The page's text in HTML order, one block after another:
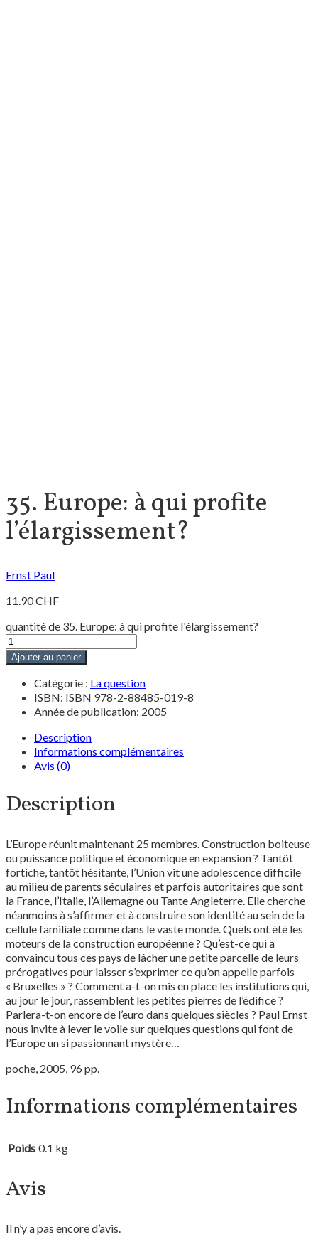
35. Europe: à qui profite
l’élargissement?
Ernst Paul
11.90CHF
quantité de 35. Europe: à qui profite l'élargissement?
Ajouter au panier
Catégorie : La question
ISBN: ISBN 978-2-88485-019-8
Année de publication: 2005
Description
Informations complémentaires
Avis (0)
Description
L’Europe réunit maintenant 25 membres. Construction boiteuse
ou puissance politique et économique en expansion ? Tantôt
fortiche, tantôt hésitante, l’Union vit une adolescence difficile
au milieu de parents séculaires et parfois autoritaires que sont
la France, l’Italie, l’Allemagne ou Tante Angleterre. Elle cherche
néanmoins à s’affirmer et à construire son identité au sein de la
cellule familiale comme dans le vaste monde. Quels ont été les
moteurs de la construction européenne ? Qu’est-ce qui a
convaincu tous ces pays de lâcher une petite parcelle de leurs
prérogatives pour laisser s’exprimer ce qu’on appelle parfois
« Bruxelles » ? Comment a-t-on mis en place les institutions qui,
au jour le jour, rassemblent les petites pierres de l’édifice ?
Parlera-t-on encore de l’euro dans quelques siècles ? Paul Ernst
nous invite à lever le voile sur quelques questions qui font de
l’Europe un si passionnant mystère…
poche, 2005, 96 pp.
Informations complémentaires
Poids 0.1 kg
Avis
Il n’y a pas encore d’avis.